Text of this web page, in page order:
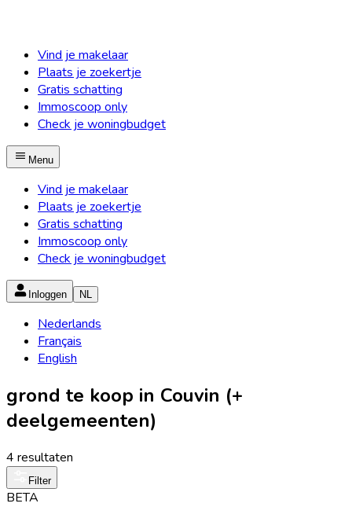
Vind je makelaar
Plaats je zoekertje
Gratis schatting
Immoscoop only
Check je woningbudget
Menu
Vind je makelaar
Plaats je zoekertje
Gratis schatting
Immoscoop only
Check je woningbudget
Inloggen NL
Nederlands
Français
English
grond te koop in Couvin (+
deelgemeenten)
4 resultaten
Filter
BETA